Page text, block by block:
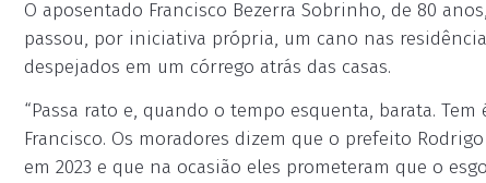
O aposentado Francisco Bezerra Sobrinho, de 80
passou, por iniciativa própria, um cano nas
despejados em um córrego atrás das casas.
“Passa rato e, quando o tempo esquenta, barata.
Francisco. Os moradores dizem que o prefeito
em 2023 e que na ocasião eles prometeram que o